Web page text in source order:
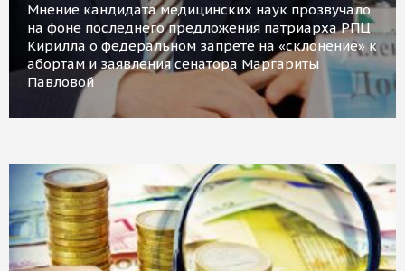
Мнение кандидата медицинских наук прозвучало
на фоне последнего предложения патриарха РПЦ
Кирилла о федеральном запрете на «склонение» к
абортам и заявления сенатора Маргариты
Павловой